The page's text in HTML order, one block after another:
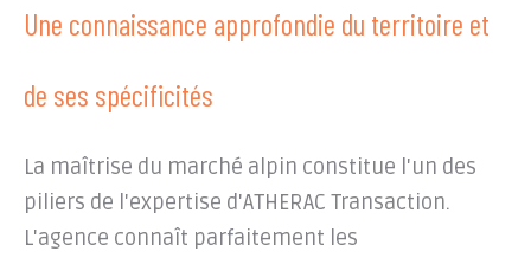
Une connaissance approfondie du territoire et
de ses spécificités
La maîtrise du marché alpin constitue l'un des
piliers de l'expertise d'ATHERAC Transaction.
L'agence connaît parfaitement les